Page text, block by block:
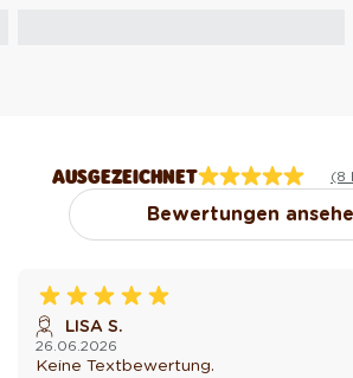
AUSGEZEICHNET (8
Bewertungen
LISA S.
26.06.2026
Keine Textbewertung.